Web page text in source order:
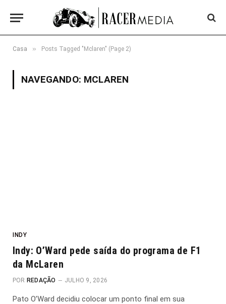
Casa » Posts Tagged "Mclaren" (Page 2)
NAVEGANDO: MCLAREN
INDY
Indy: O’Ward pede saída do programa de F1
da McLaren
POR REDAÇÃO JULHO 9, 2026
Pato O’Ward decidiu colocar um ponto final em sua